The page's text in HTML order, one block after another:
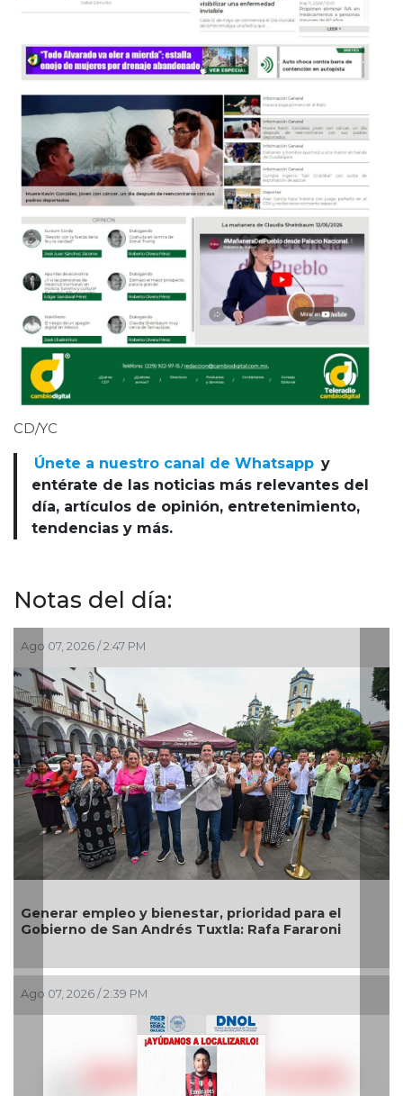
CD/YC
Únete a nuestro canal de Whatsapp y
entérate de las noticias más relevantes del
día, artículos de opinión, entretenimiento,
tendencias y más.
Notas del día:
PM
y bienestar, prioridad para el
Andrés Tuxtla: Rafa Fararoni
PM
Impulsa
prevención en la